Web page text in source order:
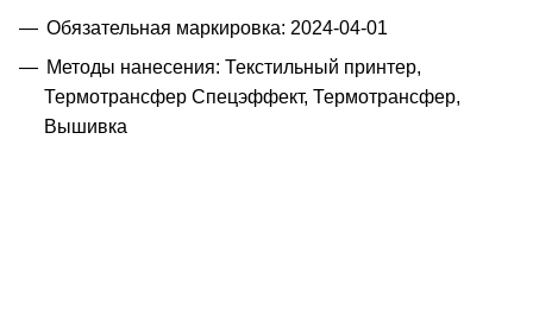
Обязательная маркировка: 2024-04-01
Методы нанесения: Текстильный принтер,
Термотрансфер Спецэффект, Термотрансфер,
Вышивка